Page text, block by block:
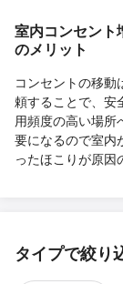
室内コンセント
のメリット
コンセントの移動
頼することで、安
用頻度の高い場所
要になるので室内
ったほこりが原因
タイプで絞り